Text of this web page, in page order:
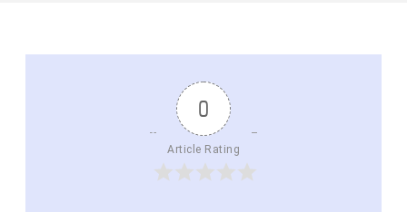
0
Article Rating